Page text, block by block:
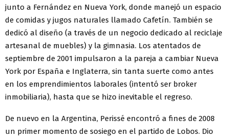
junto a Fernández en Nueva York, donde manejó un espacio
de comidas y jugos naturales llamado Cafetín. También se
dedicó al diseño (a través de un negocio dedicado al reciclaje
artesanal de muebles) y la gimnasia. Los atentados de
septiembre de 2001 impulsaron a la pareja a cambiar Nueva
York por España e Inglaterra, sin tanta suerte como antes
en los emprendimientos laborales (intentó ser broker
inmobiliaria), hasta que se hizo inevitable el regreso.
De nuevo en la Argentina, Perissé encontró a fines de 2008
un primer momento de sosiego en el partido de Lobos. Dio